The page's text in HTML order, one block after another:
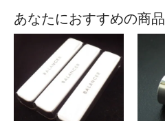
あなたにおすすめの商品